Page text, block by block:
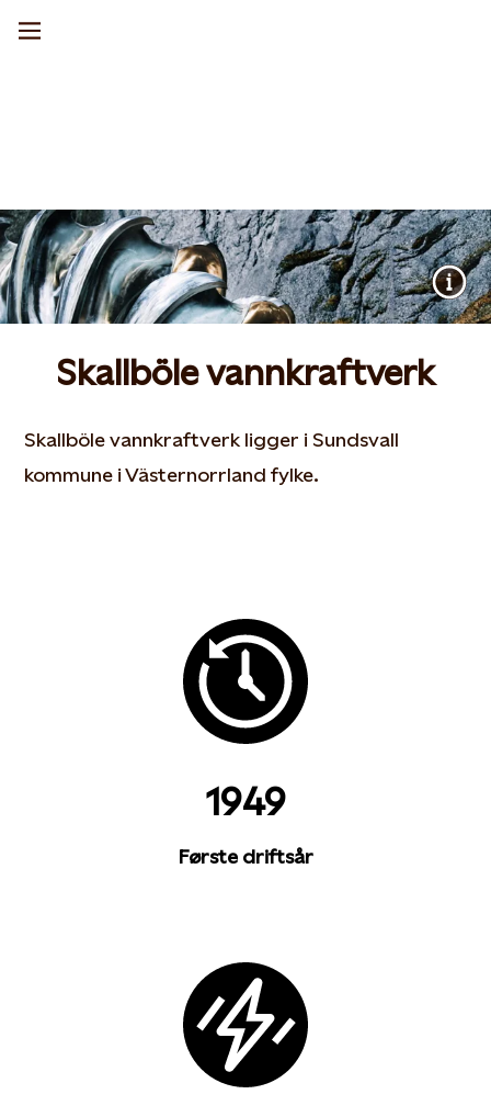
Skallböle vannkraftverk
Skallböle vannkraftverk ligger i Sundsvall
kommune i Västernorrland fylke.
1949
Første driftsår